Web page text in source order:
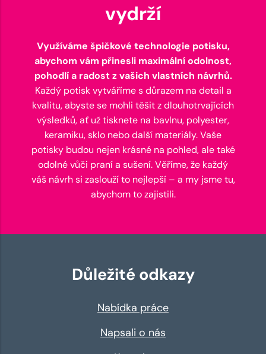
vydrží
Využíváme špičkové technologie potisku,
abychom vám přinesli maximální odolnost,
pohodlí a radost z vašich vlastních návrhů.
Každý potisk vytváříme s důrazem na detail a
kvalitu, abyste se mohli těšit z dlouhotrvajících
výsledků, ať už tisknete na bavlnu, polyester,
keramiku, sklo nebo další materiály. Vaše
potisky budou nejen krásné na pohled, ale také
odolné vůči praní a sušení. Věříme, že každý
váš návrh si zaslouží to nejlepší – a my jsme tu,
abychom to zajistili.
Důležité odkazy
Nabídka práce
Napsali o nás